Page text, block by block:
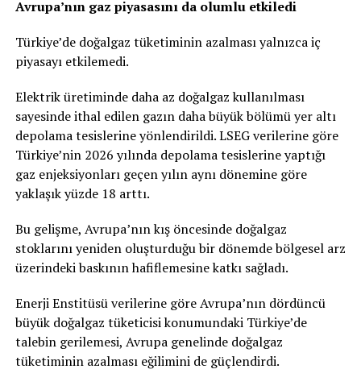
Avrupa’nın gaz piyasasını da olumlu etkiledi
Türkiye’de doğalgaz tüketiminin azalması yalnızca iç
piyasayı etkilemedi.
Elektrik üretiminde daha az doğalgaz kullanılması
sayesinde ithal edilen gazın daha büyük bölümü yer altı
depolama tesislerine yönlendirildi. LSEG verilerine göre
Türkiye’nin 2026 yılında depolama tesislerine yaptığı
gaz enjeksiyonları geçen yılın aynı dönemine göre
yaklaşık yüzde 18 arttı.
Bu gelişme, Avrupa’nın kış öncesinde doğalgaz
stoklarını yeniden oluşturduğu bir dönemde bölgesel arz
üzerindeki baskının hafiflemesine katkı sağladı.
Enerji Enstitüsü verilerine göre Avrupa’nın dördüncü
büyük doğalgaz tüketicisi konumundaki Türkiye’de
talebin gerilemesi, Avrupa genelinde doğalgaz
tüketiminin azalması eğilimini de güçlendirdi.